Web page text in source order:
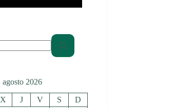
agosto 2026
X J V S
D